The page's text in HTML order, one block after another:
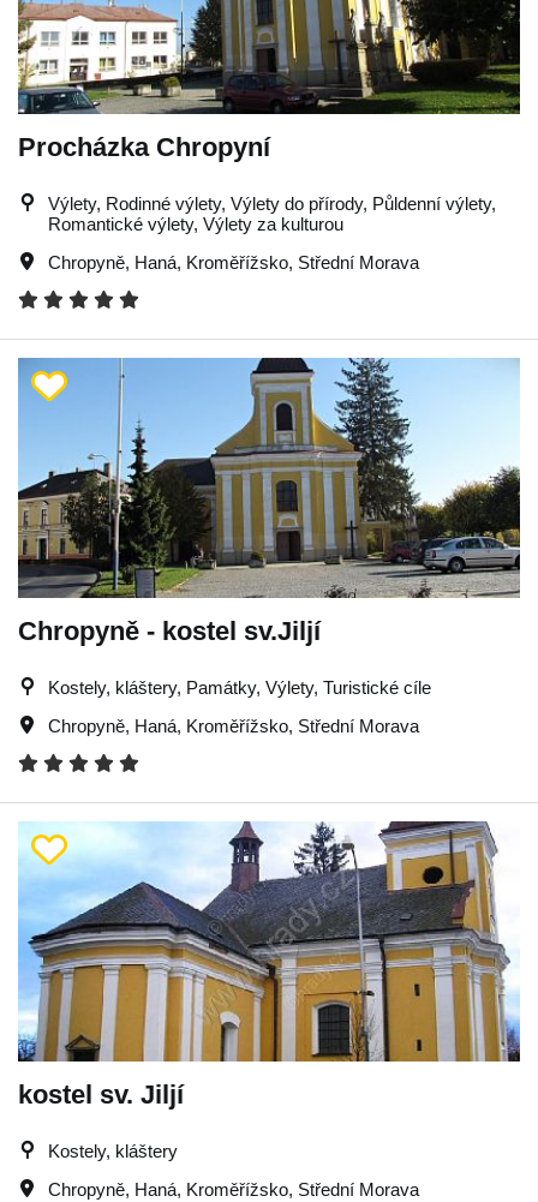
Procházka Chropyní
Výlety, Rodinné výlety, Výlety do přírody, Půldenní výlety,
Romantické výlety, Výlety za kulturou
Chropyně, Haná, Kroměřížsko, Střední Morava
Chropyně - kostel sv.Jiljí
Kostely, kláštery, Památky, Výlety, Turistické cíle
Chropyně, Haná, Kroměřížsko, Střední Morava
kostel sv. Jiljí
Kostely, kláštery
Chropyně, Haná, Kroměřížsko, Střední Morava